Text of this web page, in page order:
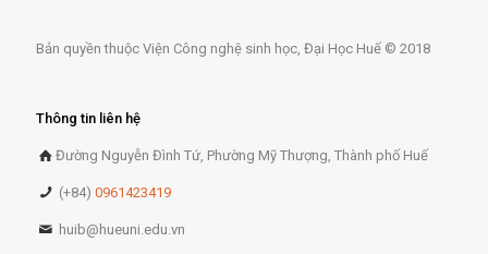
Bản quyền thuộc Viện Công nghệ sinh học, Đại Học Huế © 2018
Thông tin liên hệ
Đường Nguyễn Đình Tứ, Phường Mỹ Thượng, Thành phố Huế
(+84)0961423419
huib@hueuni.edu.vn